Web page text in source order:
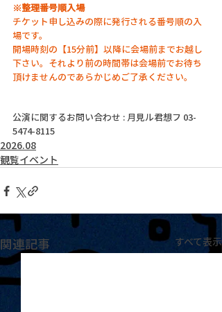
※整理番号順入場
チケット申し込みの際に発行される番号順の入
場です。
開場時刻の【15分前】以降に会場前までお越し
下さい。それより前の時間帯は会場前でお待ち
頂けませんのであらかじめご了承ください。
公演に関するお問い合わせ : 月見ル君想フ 03-
5474-8115
2026.08
観覧イベント
関連記事 すべて表示